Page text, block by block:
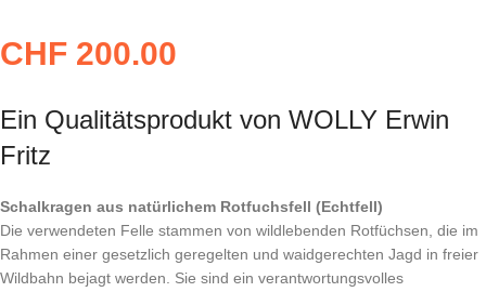
CHF 200.00
Ein Qualitätsprodukt von WOLLY Erwin
Fritz
Schalkragen aus natürlichem Rotfuchsfell (Echtfell)
Die verwendeten Felle stammen von wildlebenden Rotfüchsen, die im
Rahmen einer gesetzlich geregelten und waidgerechten Jagd in freier
Wildbahn bejagt werden. Sie sind ein verantwortungsvolles